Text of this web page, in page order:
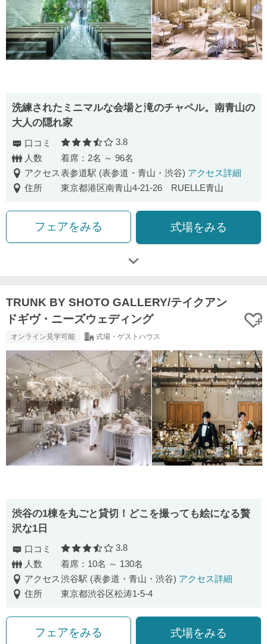
洗練されたミニマルな会場と滝のチャペル。南青山の
大人の隠れ家
口コミ 口コミ評価
3.8
人数
着席：2名 ～ 96名
アクセス表参道駅 (表参道・青山・渋谷) アクセス詳細
住所
東京都港区南青山4-21-26 RUELLE青山
フェアをみる 式場をみる
TRUNK BY SHOTO GALLERY/テイクアン
ドギヴ・ニーズウェディング
オンライン見学可能 式場・ゲストハウス
渋⾕の1棟を丸ごと貸切！どこを撮っても絵になる贅
沢な1⽇
口コミ 口コミ評価
3.8
人数
着席：10名 ～ 130名
アクセス渋谷駅 (表参道・青山・渋谷) アクセス詳細
住所
東京都渋谷区松涛1-5-4
フェアをみる 式場をみる